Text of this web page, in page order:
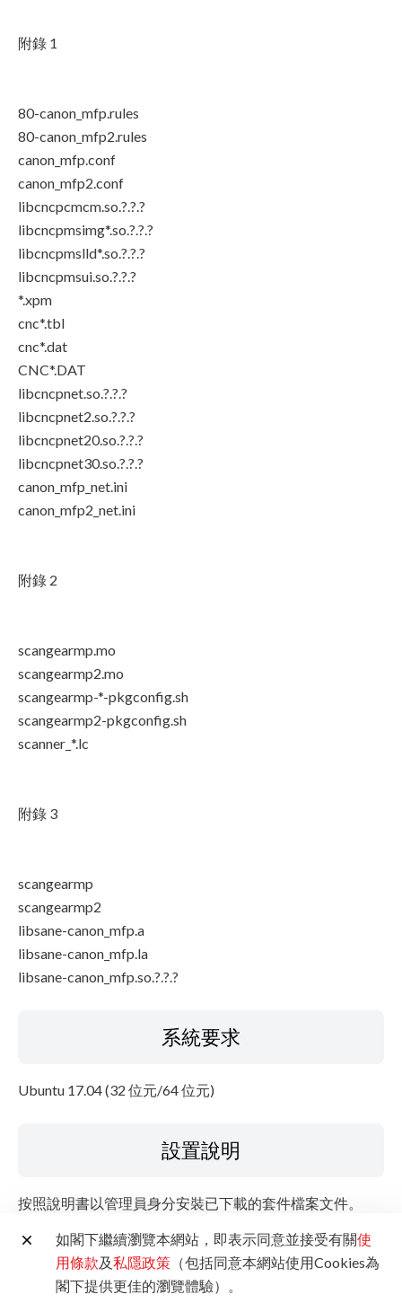
附錄 1
80-canon_mfp.rules
80-canon_mfp2.rules
canon_mfp.conf
canon_mfp2.conf
libcncpcmcm.so.?.?.?
libcncpmsimg*.so.?.?.?
libcncpmslld*.so.?.?.?
libcncpmsui.so.?.?.?
*.xpm
cnc*.tbl
cnc*.dat
CNC*.DAT
libcncpnet.so.?.?.?
libcncpnet2.so.?.?.?
libcncpnet20.so.?.?.?
libcncpnet30.so.?.?.?
canon_mfp_net.ini
canon_mfp2_net.ini
附錄 2
scangearmp.mo
scangearmp2.mo
scangearmp-*-pkgconfig.sh
scangearmp2-pkgconfig.sh
scanner_*.lc
附錄 3
scangearmp
scangearmp2
libsane-canon_mfp.a
libsane-canon_mfp.la
libsane-canon_mfp.so.?.?.?
系統要求
Ubuntu 17.04 (32 位元/64 位元)
設置說明
按照說明書以管理員身分安裝已下載的套件檔案文件。
檔案資料
如閣下繼續瀏覽本網站，即表示同意並接受有關使
用條款及私隱政策 （包括同意本網站使用Cookies為
閣下提供更佳的瀏覽體驗）。